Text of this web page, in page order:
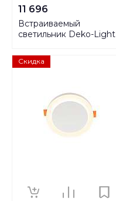
11 696
Встраиваемый
светильник Deko-Light
Скидка